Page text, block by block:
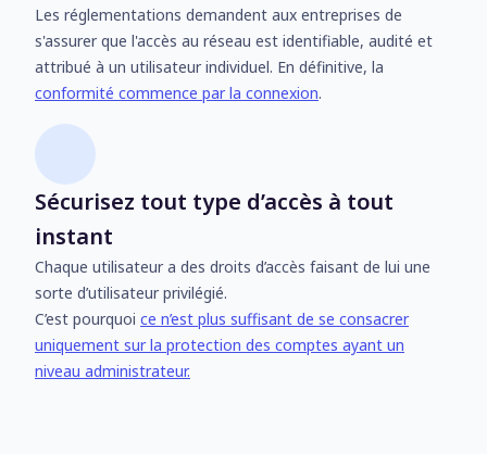
Les réglementations demandent aux entreprises de
s'assurer que l'accès au réseau est identifiable, audité et
attribué à un utilisateur individuel. En définitive, la
conformité commence par la connexion.
Sécurisez tout type d’accès à tout
instant
Chaque utilisateur a des droits d’accès faisant de lui une
sorte d’utilisateur privilégié.
C’est pourquoi ce n’est plus suffisant de se consacrer
uniquement sur la protection des comptes ayant un
niveau administrateur.